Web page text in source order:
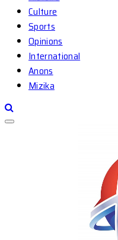
Culture
Sports
Opinions
International
Anons
Mizika